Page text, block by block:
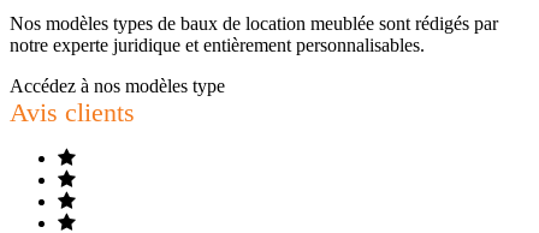
Nos modèles types de baux de location meublée sont rédigés par
notre experte juridique et entièrement personnalisables.
Accédez à nos modèles type
Avis clients